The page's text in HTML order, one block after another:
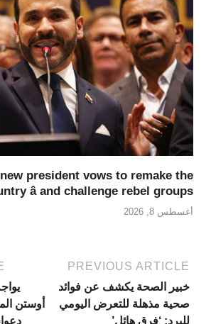
president vows to remake the
â and challenge rebel groups
أغسطس 8, 2026
PREVIOUS ARTICLE
خبير الصحة يكشف عن فوائد
صحية مذهلة للتعرض اليومي
للبرد: ‘فرق هائل’
أوستن